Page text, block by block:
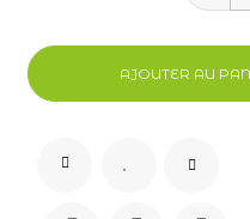
AJOUTER AU